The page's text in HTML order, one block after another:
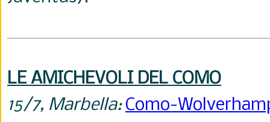
LE AMICHEVOLI DEL COMO
15/7, Marbella: Como-